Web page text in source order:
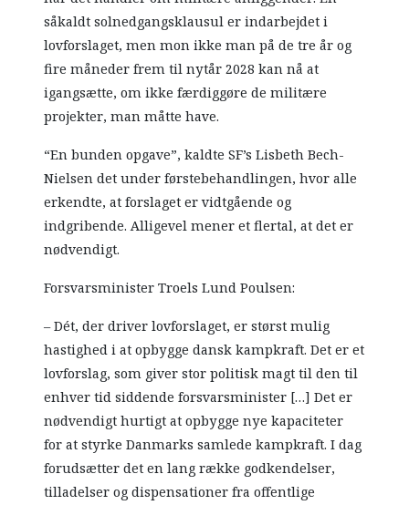
såkaldt solnedgangsklausul er indarbejdet i
lovforslaget, men mon ikke man på de tre år og
fire måneder frem til nytår 2028 kan nå at
igangsætte, om ikke færdiggøre de militære
projekter, man måtte have.
“En bunden opgave”, kaldte SF’s Lisbeth Bech-
Nielsen det under førstebehandlingen, hvor alle
erkendte, at forslaget er vidtgående og
indgribende. Alligevel mener et flertal, at det er
nødvendigt.
Forsvarsminister Troels Lund Poulsen:
– Dét, der driver lovforslaget, er størst mulig
hastighed i at opbygge dansk kampkraft. Det er et
lovforslag, som giver stor politisk magt til den til
enhver tid siddende forsvarsminister […] Det er
nødvendigt hurtigt at opbygge nye kapaciteter
for at styrke Danmarks samlede kampkraft. I dag
forudsætter det en lang række godkendelser,
tilladelser og dispensationer fra offentlige